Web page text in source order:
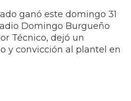
ganó este domingo 31
Domingo Burgueño
Técnico, dejó un
y convicción al plantel en